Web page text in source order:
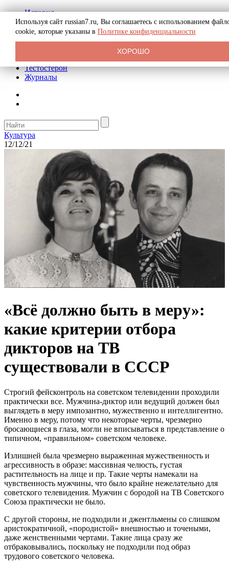
История
Биография
Криминал
Реклама на сайте
Тестостерон
Журналы
Культура
12/12/21
«Всё должно быть в меру»:
какие критерии отбора
дикторов на ТВ
существовали в СССР
Строгий фейсконтроль на советском телевидении проходили
практически все. Мужчина-диктор или ведущий должен был
выглядеть в меру импозантно, мужественно и интеллигентно.
Именно в меру, потому что некоторые черты, чрезмерно
бросающиеся в глаза, могли не вписываться в представление о
типичном, «правильном» советском человеке.
Излишней была чрезмерно выраженная мужественность и
агрессивность в образе: массивная челюсть, густая
растительность на лице и пр. Такие черты намекали на
чувственность мужчины, что было крайне нежелательно для
советского телевидения. Мужчин с бородой на ТВ Советского
Союза практически не было.
С другой стороны, не подходили и джентльмены со слишком
аристократичной, «породистой» внешностью и точеными,
даже женственными чертами. Такие лица сразу же
отбраковывались, поскольку не подходили под образ
трудового советского человека.
Используя сайт russian7.ru, Вы соглашаетесь с использованием
cookie, которые указаны в Политике конфиденциальности
ХОРОШО